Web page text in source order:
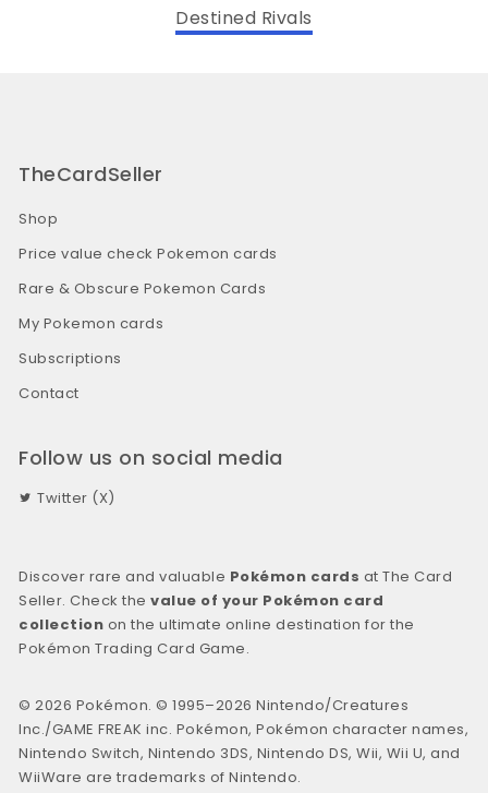
Destined Rivals
TheCardSeller
Shop
Price value check Pokemon cards
Rare & Obscure Pokemon Cards
My Pokemon cards
Subscriptions
Contact
Follow us on social media
Twitter (X)
Discover rare and valuable Pokémon cards at The Card
Seller. Check thevalue of your Pokémon card
collection on the ultimate online destination for the
Pokémon Trading Card Game.
© 2026 Pokémon. © 1995–2026 Nintendo/Creatures
Inc./GAME FREAK inc. Pokémon, Pokémon character names,
Nintendo Switch, Nintendo 3DS, Nintendo DS, Wii, Wii U, and
WiiWare are trademarks of Nintendo.